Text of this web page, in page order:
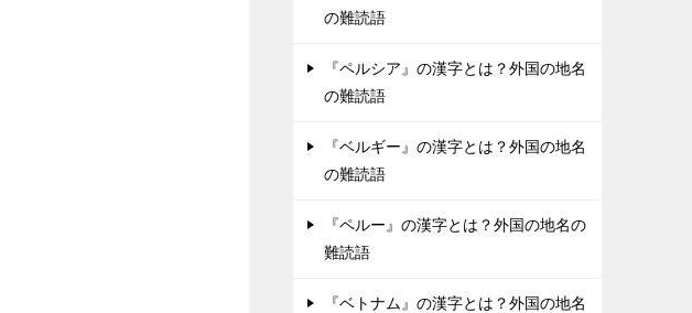
の難読語
『ペルシア』の漢字とは？外国の地名
の難読語
『ベルギー』の漢字とは？外国の地名
の難読語
『ペルー』の漢字とは？外国の地名の
難読語
『ベトナム』の漢字とは？外国の地名